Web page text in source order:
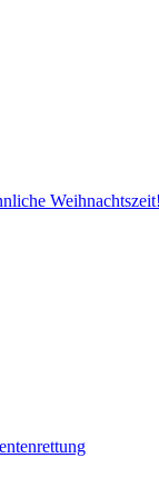
Weihnachtszeit!